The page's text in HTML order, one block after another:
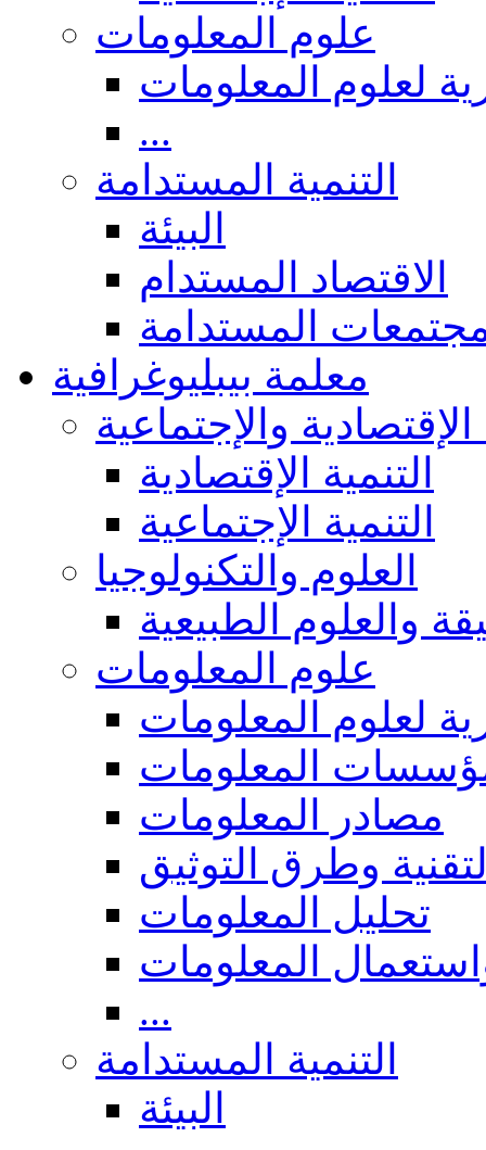
علوم المعلومات
لعلوم المعلومات
...
التنمية المستدامة
البيئة
الاقتصاد المستدام
المستدامة
معلمة بيبليوغرافية
الإقتصادية والإجتماعية
التنمية الإقتصادية
التنمية الإجتماعية
العلوم والتكنولوجيا
والعلوم الطبيعية
علوم المعلومات
لعلوم المعلومات
المعلومات
مصادر المعلومات
وطرق التوثيق
تحليل المعلومات
المعلومات
...
التنمية المستدامة
البيئة